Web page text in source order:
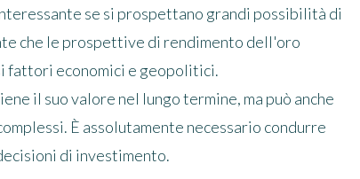
se si prospettano grandi possibilità di
che le prospettive di rendimento dell'oro
fattori economici e geopolitici.
il suo valore nel lungo termine, ma può anche
È assolutamente necessario condurre
di investimento.